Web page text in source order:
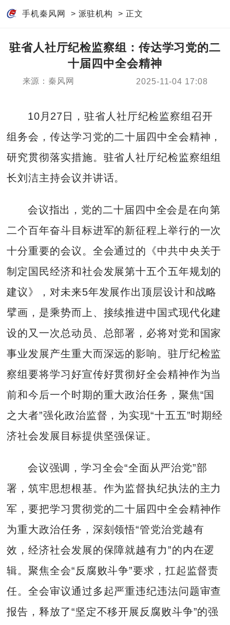
手机秦风网 > 派驻机构 > 正文
驻省人社厅纪检监察组：传达学习党的二
十届四中全会精神
来源：秦风网 2025-11-04 17:08
10月27日，驻省人社厅纪检监察组召开
组务会，传达学习党的二十届四中全会精神，
研究贯彻落实措施。驻省人社厅纪检监察组组
长刘洁主持会议并讲话。
会议指出，党的二十届四中全会是在向第
二个百年奋斗目标进军的新征程上举行的一次
十分重要的会议。全会通过的《中共中央关于
制定国民经济和社会发展第十五个五年规划的
建议》，对未来5年发展作出顶层设计和战略
擘画，是乘势而上、接续推进中国式现代化建
设的又一次总动员、总部署，必将对党和国家
事业发展产生重大而深远的影响。驻厅纪检监
察组要将学习好宣传好贯彻好全会精神作为当
前和今后一个时期的重大政治任务，聚焦“国
之大者”强化政治监督，为实现“十五五”时期经
济社会发展目标提供坚强保证。
会议强调，学习全会“全面从严治党”部
署，筑牢思想根基。作为监督执纪执法的主力
军，要把学习贯彻党的二十届四中全会精神作
为重大政治任务，深刻领悟“管党治党越有
效，经济社会发展的保障就越有力”的内在逻
辑。聚焦全会“反腐败斗争”要求，扛起监督责
任。全会审议通过多起严重违纪违法问题审查
报告，释放了“坚定不移开展反腐败斗争”的强